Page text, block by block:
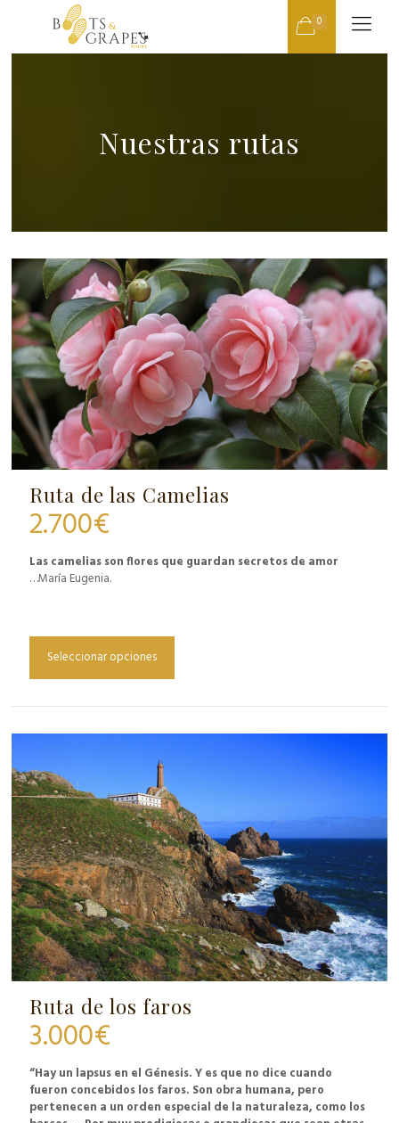
0
Nuestras rutas
Ruta de las Camelias
2.700€
Las camelias son flores que guardan secretos de amor
…María Eugenia.
Seleccionar opciones
Ruta de los faros
3.000€
“Hay un lapsus en el Génesis. Y es que no dice cuando
fueron concebidos los faros. Son obra humana, pero
pertenecen a un orden especial de la naturaleza, como los